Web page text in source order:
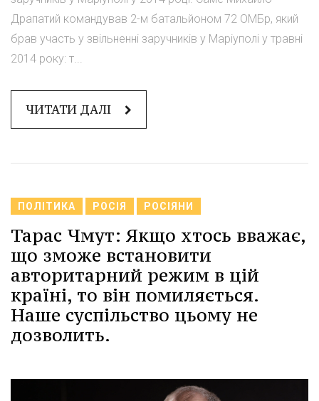
Драпатий командував 2-м батальйоном 72 ОМБр, який
брав участь у звільненні заручників у Маріуполі у травні
2014 року: т...
ЧИТАТИ ДАЛІ
ПОЛІТИКА РОСІЯ РОСІЯНИ
Тарас Чмут: Якщо хтось вважає,
що зможе встановити
авторитарний режим в цій
країні, то він помиляється.
Наше суспільство цьому не
дозволить.